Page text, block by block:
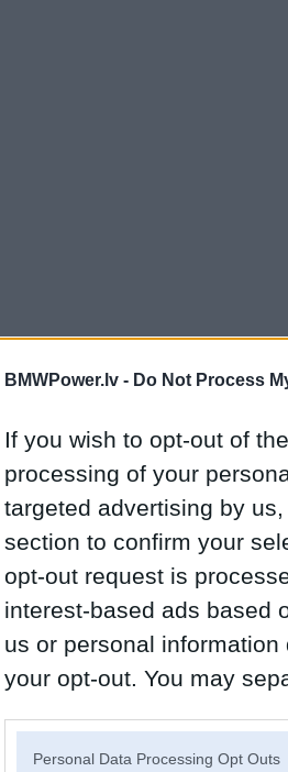
BMWPower.lv - Do Not Process
If you wish to opt-out of
processing of your
targeted advertising by
section to confirm your
opt-out request is
interest-based ads based
us or personal
your opt-out. You may
Personal Data Processing Opt Outs